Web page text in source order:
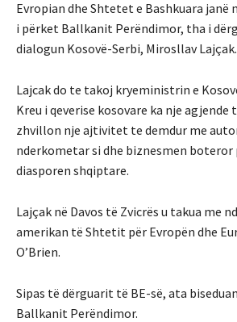
Evropian dhe Shtetet e Bashkuara janë
i përket Ballkanit Perëndimor, tha i
dialogun Kosovë-Serbi, Mirosllav Lajçak.
Lajcak do te takoj kryeministrin e
Kreu i qeverise kosovare ka nje agjende
zhvillon nje ajtivitet te demdur me
nderkometar si dhe biznesmen boteror
diasporen shqiptare.
Lajçak në Davos të Zvicrës u takua me
amerikan të Shtetit për Evropën dhe
O’Brien.
Sipas të dërguarit të BE-së, ata
Ballkanit Perëndimor.